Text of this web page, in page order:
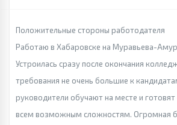
Положительные стороны работодателя
Работаю в Хабаровске на Муравьева-
Устроилась сразу после окончания
требования не очень большие к
руководители обучают на месте и
всем возможным сложностям. Огромная